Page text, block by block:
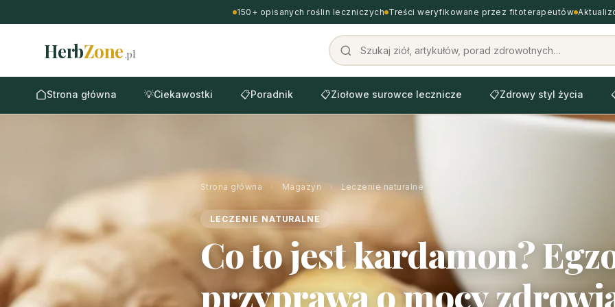
150+ opisanych roślin leczniczych Treści weryfikowane przez fitoterapeutów
HerbZone.pl
Strona główna 💡Ciekawostki 📋Poradnik 📋Ziołowe surowce lecznicze 📋Zdrowy styl życia
Strona główna › Magazyn › Leczenie naturalne
LECZENIE NATURALNE
Co to jest kardamon?
przyprawa o mocy